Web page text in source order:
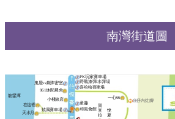
南灣街道圖
龍鑾潭
PK玩家賽車場
喜哈哈賽車場
鬼屋vs鐵珠密室
炫風賽車場 和風會館
一心66
童趣
悅
夏
小棧旅店
野戰漆彈/水彈場
天水月
961休閒農舍
賀
宜
拉
在這裡
庄仔內灶腳